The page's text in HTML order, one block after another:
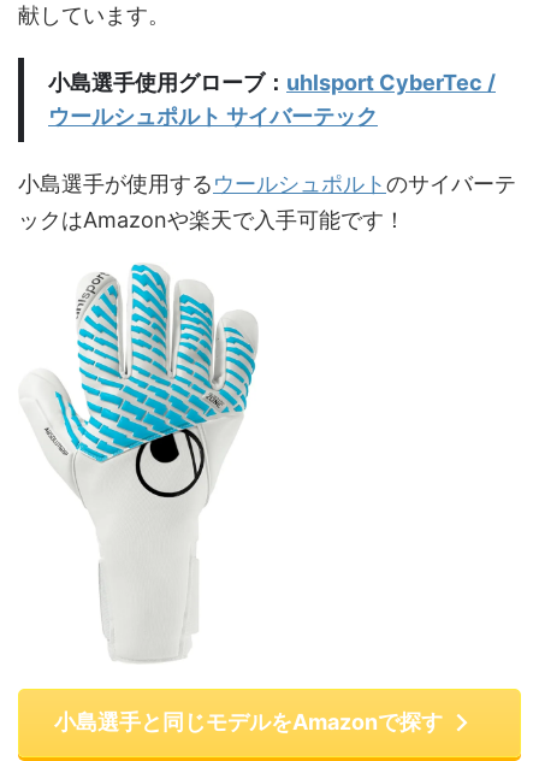
献しています。
小島選手使用グローブ： uhlsport CyberTec /
ウールシュポルト サイバーテック
小島選手が使用するウールシュポルトのサイバーテ
ックはAmazonや楽天で入手可能です！
小島選手と同じモデルをAmazonで探す